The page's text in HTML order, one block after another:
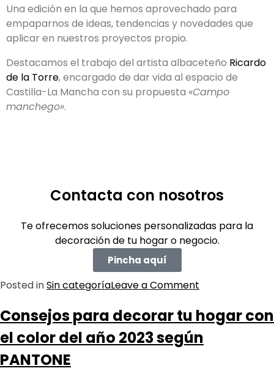
Una edición en la que hemos aprovechado para
empaparnos de ideas, tendencias y novedades que
aplicar en nuestros proyectos propio.
Destacamos el trabajo del artista albaceteño Ricardo
de la Torre, encargado de dar vida al espacio de
Castilla-La Mancha con su propuesta «Campo
manchego».
Contacta con nosotros
Te ofrecemos soluciones personalizadas para la
decoración de tu hogar o negocio.
Pincha aquí
Posted inSin categoríaLeave a Comment
Consejos para decorar tu hogar con
el color del año 2023 según
PANTONE